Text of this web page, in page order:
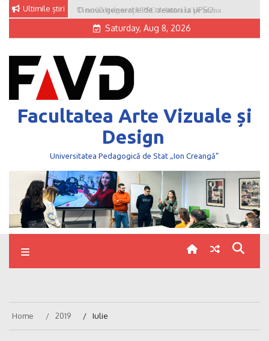
Skip
Ultimile știri O nouă generație de creatori la UPSC!
Saturday, Aug 8, 2026
Facultatea Arte Vizuale și
Design
Universitatea Pedagogică de Stat „Ion Creangă”
Home 2019 Iulie